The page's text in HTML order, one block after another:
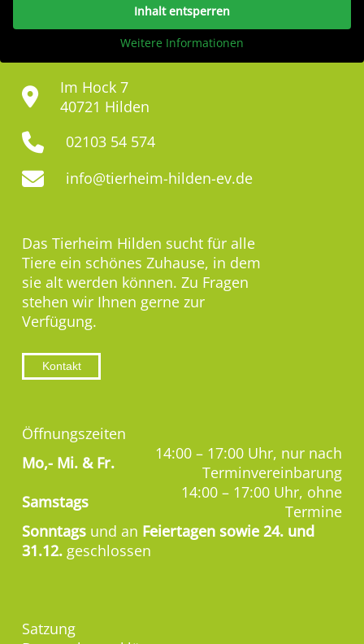
Inhalt entsperren
Weitere Informationen
Im Hock 7
40721 Hilden
02103 54 574
info@tierheim-hilden-ev.de
Das Tierheim Hilden sucht für alle
Tiere ein schönes Zuhause, in dem
sie alt werden können. Zu Fragen
stehen wir Ihnen gerne zur
Verfügung.
Kontakt
Öffnungszeiten
Mo,- Mi. & Fr.
14:00 – 17:00 Uhr, nur nach
Terminvereinbarung
Samstags
14:00 – 17:00 Uhr, ohne
Termine
Sonntags und an Feiertagen sowie 24. und
31.12. geschlossen
Satzung